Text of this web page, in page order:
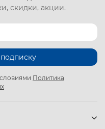
скидки, акции.
Политика